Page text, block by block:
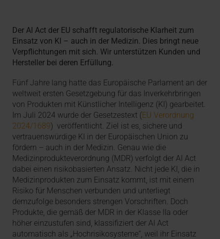
Der AI Act der EU schafft regulatorische Klarheit zum
Einsatz von KI – auch in der Medizin. Dies bringt neue
Verpflichtungen mit sich. Wir unterstützen Kunden und
Hersteller bei deren Erfüllung.
Fünf Jahre lang hatte das Europäische Parlament an der
weltweit ersten Gesetzgebung für das Inverkehrbringen
von Produkten mit Künstlicher Intelligenz (KI) gearbeitet.
Im Juli 2024 wurde der Gesetzestext (EU Verordnung
2024/1689) veröffentlicht. Ziel ist es, sichere und
vertrauenswürdige KI in der Europäischen Union zu
fördern – auch in der Medizin. Genau wie die
Medizinprodukteverordnung (MDR) verfolgt der AI Act
dabei einen risikobasierten Ansatz. Nicht jede KI, die in
Medizinprodukten zum Einsatz kommt, ist mit einem
Risiko für Menschen verbunden und unterliegt
demzufolge besonders strengen Vorschriften. Doch
Produkte, die gemäß der MDR in der Klasse IIa oder
höher einzustufen sind, klassifiziert der AI Act
automatisch als „Hochrisikosysteme“, weil ihr Einsatz